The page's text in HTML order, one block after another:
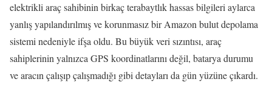
elektrikli araç sahibinin birkaç terabaytlık hassas bilgileri aylarca
yanlış yapılandırılmış ve korunmasız bir Amazon bulut depolama
sistemi nedeniyle ifşa oldu. Bu büyük veri sızıntısı, araç
sahiplerinin yalnızca GPS koordinatlarını değil, batarya durumu
ve aracın çalışıp çalışmadığı gibi detayları da gün yüzüne çıkardı.